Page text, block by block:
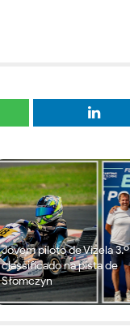
Jovem piloto de Vizela 3.º
classificado na pista de
Słomczyn